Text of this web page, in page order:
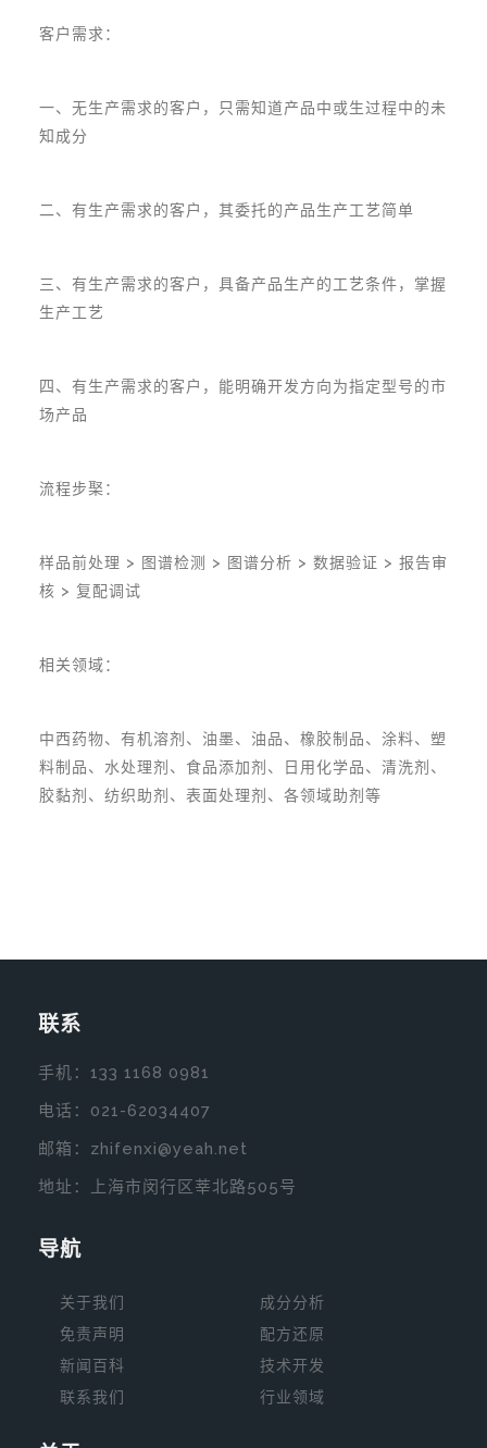
客户需求：
一、无生产需求的客户，只需知道产品中或生过程中的未
知成分
二、有生产需求的客户，其委托的产品生产工艺简单
三、有生产需求的客户，具备产品生产的工艺条件，掌握
生产工艺
四、有生产需求的客户，能明确开发方向为指定型号的市
场产品
流程步棸：
样品前处理 > 图谱检测 > 图谱分析 > 数据验证 > 报告审
核 > 复配调试
相关领域：
中西药物、有机溶剂、油墨、油品、橡胶制品、涂料、塑
料制品、水处理剂、食品添加剂、日用化学品、清洗剂、
胶黏剂、纺织助剂、表面处理剂、各领域助剂等
联系
手机： 133 1168 0981
电话： 021-62034407
邮箱：zhifenxi@yeah.net
地址：上海市闵行区莘北路505号
导航
关于我们
免责声明
新闻 百科
联系我们
成分分析
配方还原
技术开发
行业领域